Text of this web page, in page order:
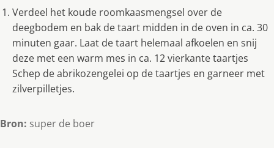
Verdeel het koude roomkaasmengsel over de
deegbodem en bak de taart midden in de oven in ca. 30
minuten gaar. Laat de taart helemaal afkoelen en snij
deze met een warm mes in ca. 12 vierkante taartjes
Schep de abrikozengelei op de taartjes en garneer met
zilverpilletjes.
Bron: super de boer